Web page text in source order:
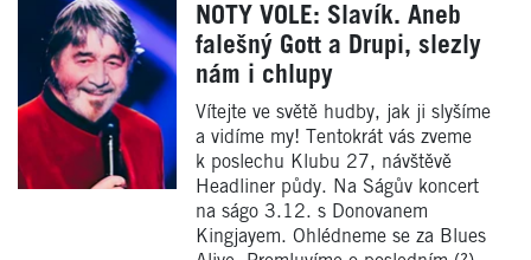
NOTY VOLE: Slavík. Aneb
falešný Gott a Drupi, slezly
nám i chlupy
Vítejte ve světě hudby, jak ji slyšíme
a vidíme my! Tentokrát vás zveme
k poslechu Klubu 27, návštěvě
Headliner půdy. Na Ságův koncert
na ságo 3.12. s Donovanem
Kingjayem. Ohlédneme se za Blues